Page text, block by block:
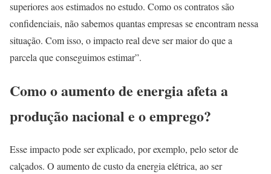
superiores aos estimados no estudo. Como os contratos são
confidenciais, não sabemos quantas empresas se encontram nessa
situação. Com isso, o impacto real deve ser maior do que a
parcela que conseguimos estimar”.
Como o aumento de energia afeta a
produção nacional e o emprego?
Esse impacto pode ser explicado, por exemplo, pelo setor de
calçados. O aumento de custo da energia elétrica, ao ser